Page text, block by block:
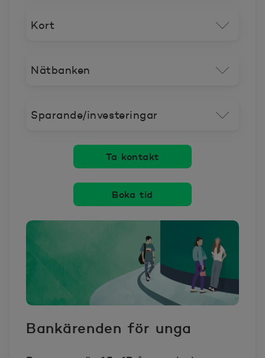
Kort
Nätbanken
Sparande/investeringar
Ta kontakt
Boka tid
Bankärenden för unga